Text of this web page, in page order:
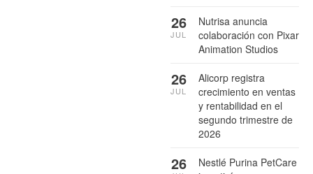
Nutrisa anuncia
colaboración con Pixar
Animation Studios
26
JUL
Alicorp registra
crecimiento en ventas
y rentabilidad en el
segundo trimestre de
2026
26
JUL
Nestlé Purina PetCare
26